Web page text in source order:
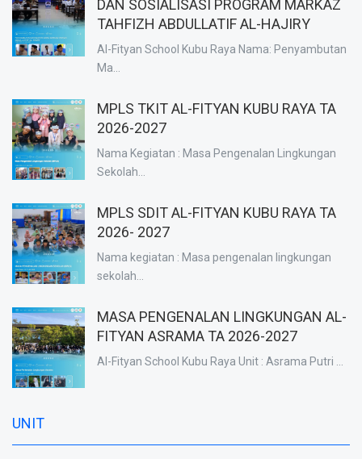
DAN SOSIALISASI PROGRAM MARKAZ
TAHFIZH ABDULLATIF AL-HAJIRY
Al-Fityan School Kubu Raya Nama: Penyambutan
Ma...
MPLS TKIT AL-FITYAN KUBU RAYA TA
2026-2027
Nama Kegiatan : Masa Pengenalan Lingkungan
Sekolah...
MPLS SDIT AL-FITYAN KUBU RAYA TA
2026- 2027
Nama kegiatan : Masa pengenalan lingkungan
sekolah...
MASA PENGENALAN LINGKUNGAN AL-
FITYAN ASRAMA TA 2026-2027
Al-Fityan School Kubu Raya Unit : Asrama Putri ...
UNIT